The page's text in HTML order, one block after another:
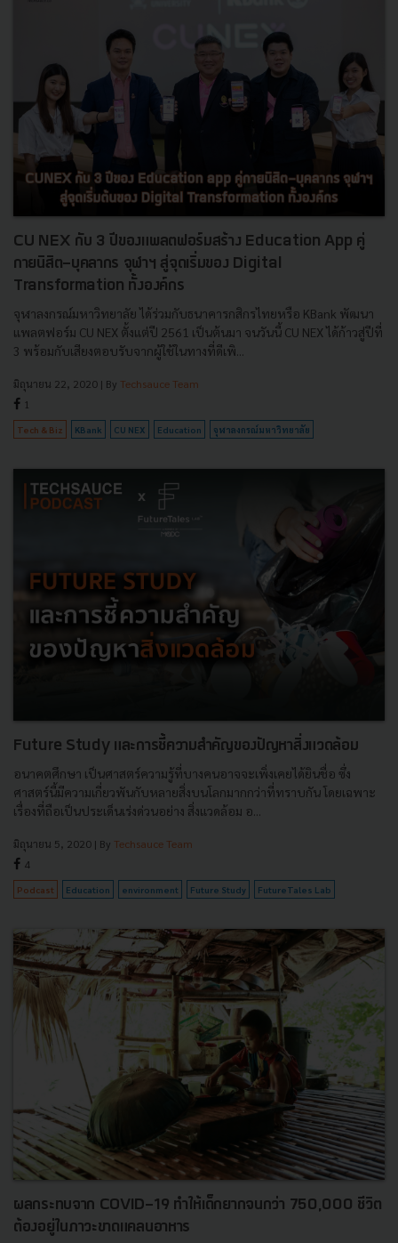
CU NEX กับ 3 ปีของแพลตฟอร์มสร้าง Education App คู่
กายนิสิต-บุคลากร จุฬาฯ สู่จุดเริ่มของ Digital
Transformation ทั้งองค์กร
จุฬาลงกรณ์มหาวิทยาลัย ได้ร่วมกับธนาคารกสิกรไทยหรือ KBank พัฒนา
แพลตฟอร์ม CU NEX ตั้งแต่ปี 2561 เป็นต้นมา จนวันนี้ CU NEX ได้ก้าวสู่ปีที่
3 พร้อมกับเสียงตอบรับจากผู้ใช้ในทางที่ดีเพิ...
มิถุนายน 22, 2020 | By Techsauce Team
1
Tech & Biz KBank CU NEX Education จุฬาลงกรณ์มหาวิทยาลัย
Future Study และการชี้ความสำคัญของปัญหาสิ่งแวดล้อม
อนาคตศึกษา เป็นศาสตร์ความรู้ที่บางคนอาจจะเพิ่งเคยได้ยินชื่อ ซึ่ง
ศาสตร์นี้มีความเกี่ยวพันกับหลายสิ่งบนโลกมากกว่าที่ทราบกัน โดยเฉพาะ
เรื่องที่ถือเป็นประเด็นเร่งด่วนอย่าง สิ่งแวดล้อม อ...
มิถุนายน 5, 2020 | By Techsauce Team
4
Podcast Education environment Future Study FutureTales Lab
ผลกระทบจาก COVID-19 ทำให้เด็กยากจนกว่า 750,000 ชีวิต
ต้องอยู่ในภาวะขาดแคลนอาหาร